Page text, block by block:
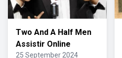
Two And A Half Men
Assistir Online
25 September 2024